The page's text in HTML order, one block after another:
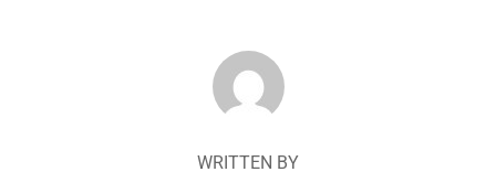
POST AUTHOR
WRITTEN BY